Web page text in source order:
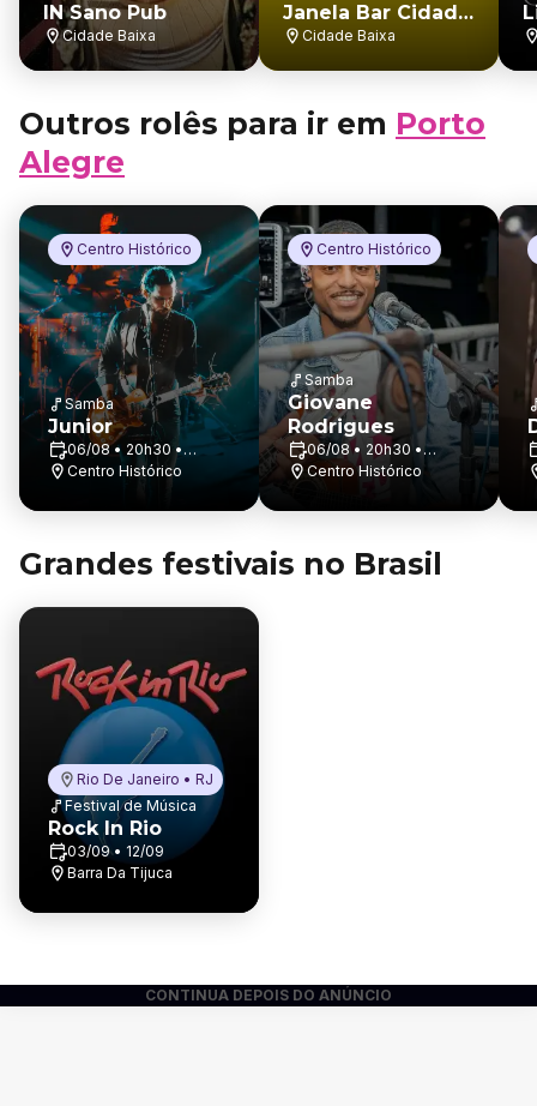
IN Sano Pub
Cidade Baixa
Janela Bar Cidade
Baixa
Cidade Baixa
Outros rolês para ir em Porto
Alegre
Centro Histórico
Samba
Junior
06/08 • 20h30 •
Boteco Exportação
Centro Histórico
Centro Histórico
Samba
Giovane
Rodrigues
06/08 • 20h30 •
Boteco Exportação
Centro Histórico
Grandes festivais no Brasil
Rio De Janeiro • RJ
Festival de Música
Rock In Rio
03/09 • 12/09
Barra Da Tijuca
CONTINUA DEPOIS DO ANÚNCIO